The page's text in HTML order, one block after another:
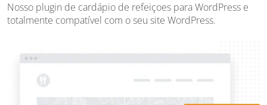
Nosso plugin de cardápio de refeiçoes para WordPress e
totalmente compatível com o seu site WordPress.